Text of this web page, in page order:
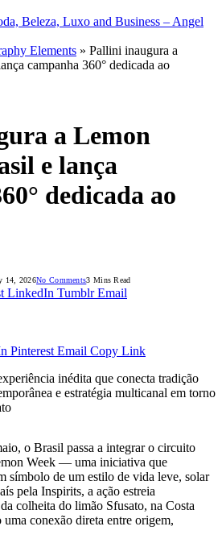
Elements » Pallini inaugura a
campanha 360° dedicada ao
a Lemon
e lança
dedicada ao
14, 2026No Comments3 Mins Read
LinkedIn Tumblr Email
Pinterest Email Copy Link
inédita que conecta tradição
e estratégia multicanal em torno
o Brasil passa a integrar o circuito
Week — uma iniciativa que
símbolo de um estilo de vida leve, solar
pela Inspirits, a ação estreia
colheita do limão Sfusato, na Costa
conexão direta entre origem,